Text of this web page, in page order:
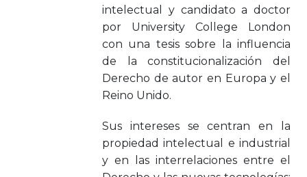
intelectual y candidato a doctor
por University College London
con una tesis sobre la influencia
de la constitucionalización del
Derecho de autor en Europa y el
Reino Unido.
Sus intereses se centran en la
propiedad intelectual e industrial
y en las interrelaciones entre el